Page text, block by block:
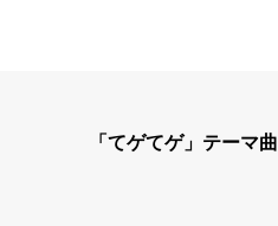
「てゲてゲ」テーマ曲